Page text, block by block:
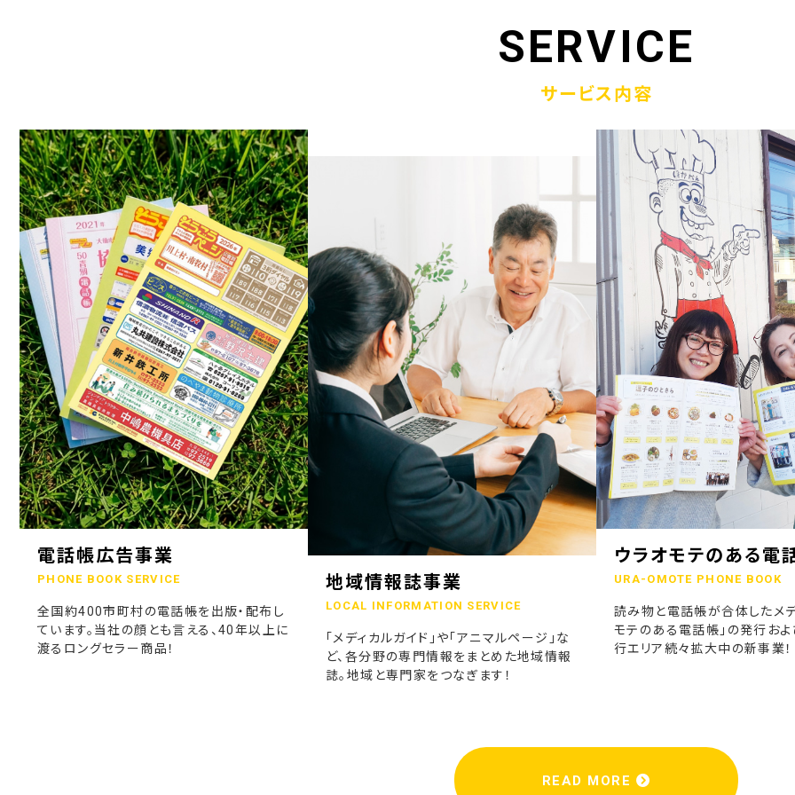
「ウラオモテのある電話帳」がメディアに紹介されまし
SERVICE
サービス内容
電話帳広告事業
PHONE BOOK SERVICE
全国約400市町村の電話帳を出版・配布し
ています。当社の顔とも言える、40年以上に
渡るロングセラー商品！
地域情報誌事業
LOCAL INFORMATION SERVICE
「メディカルガイド」や「アニマルページ」な
ど、各分野の専門情報をまとめた地域情報
誌。地域と専門家をつなぎます！
ウラオモテのある電
URA-OMOTE PHONE BOOK
読み物と電話帳が合体したメデ
モテのある電話帳」の発行およ
行エリア続々拡大中の新事業！
READ MORE